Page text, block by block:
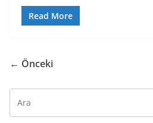
Read More
← Önceki